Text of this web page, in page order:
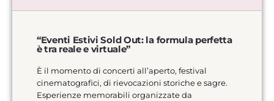
“Eventi Estivi Sold Out: la formula perfetta
è tra reale e virtuale”
È il momento di concerti all’aperto, festival
cinematografici, di rievocazioni storiche e sagre.
Esperienze memorabili organizzate da